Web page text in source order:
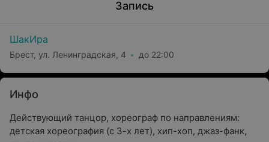
Запись
ШакИра
Брест, ул. Ленинградская, 4 до 22:00
Инфо
Действующий танцор, хореограф по направлениям:
детская хореография (с 3-х лет), хип-хоп, джаз-фанк,